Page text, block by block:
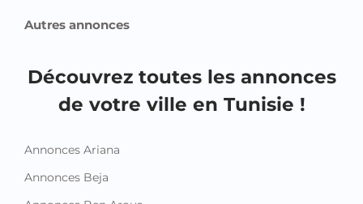
Autres annonces
Découvrez toutes les annonces
de votre ville en Tunisie !
Annonces Ariana
Annonces Beja